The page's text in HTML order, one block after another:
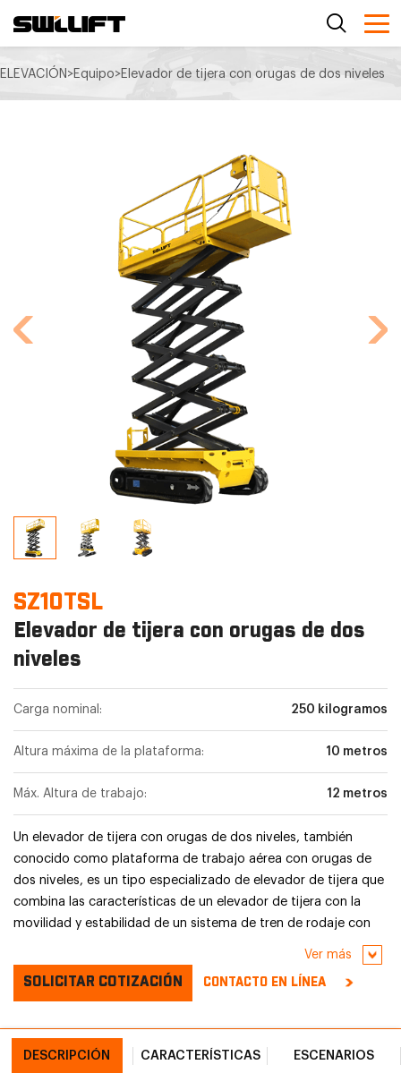
ELEVACIÓN >Equipo>Elevador de tijera con orugas de dos niveles
SZ10TSL
Elevador de tijera con orugas de dos
niveles
Carga nominal: 250 kilogramos
Altura máxima de la plataforma: 10 metros
Máx. Altura de trabajo: 12 metros
Un elevador de tijera con orugas de dos niveles, también
conocido como plataforma de trabajo aérea con orugas de
dos niveles, es un tipo especializado de elevador de tijera que
combina las características de un elevador de tijera con la
movilidad y estabilidad de un sistema de tren de rodaje con
Ver más
SOLICITAR COTIZACIÓN CONTACTO EN LÍNEA
DESCRIPCIÓN CARACTERÍSTICAS ESCENARIOS